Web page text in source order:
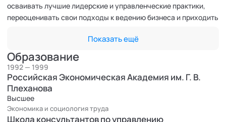
осваивать лучшие лидерские и управленческие практики,
переоценивать свои подходы к ведению бизнеса и приходить
До прихода в CBSD более 15 лет проработал в области
управления персоналом, занимал должности директора по
персоналу в производственных и сервисных компаниях,
отвечая за коллективы в тысячи человек, управлял
проектами в компании Deloitte, возглавлял практику HR-
консалтинга в компании IBS.
Я присоединился к команде CBSD в 2012 году в качестве
Показать ещё
Образование
Российская Экономическая Академия им. Г. В.
Плеханова
Высшее
Экономика и социология труда
1992 — 1999
Школа консультантов по управлению